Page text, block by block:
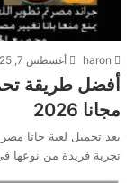
haron أغسطس 7, 2025
مجانا 2026
يعد تحميل لعبة جاتا
تجربة فريدة من نوعها